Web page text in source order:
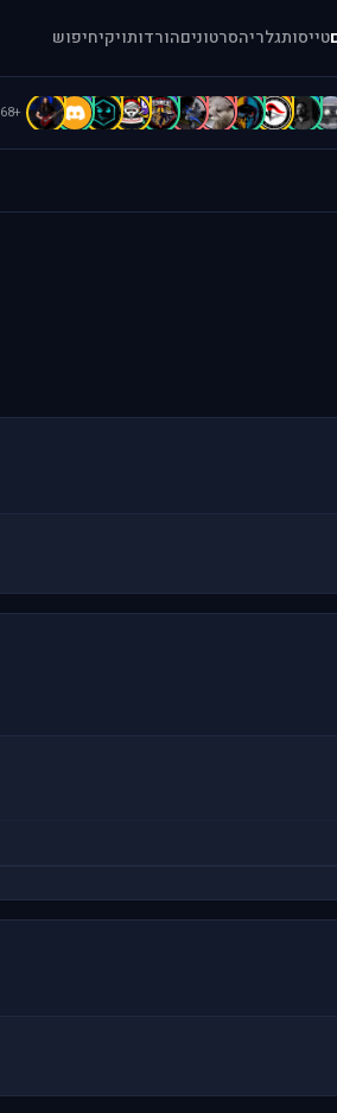
טייסותגלריהסרטוניםהורדותויקיחיפוש
A
A
A
A
A
b
b
B
B
b
+68